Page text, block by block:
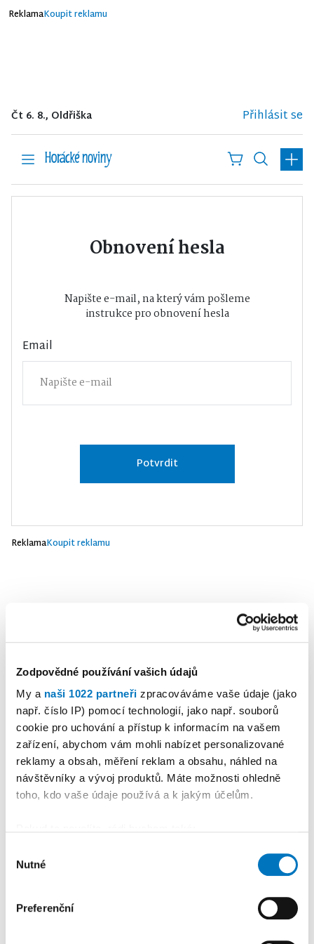
Zodpovědné používání vašich údajů
My a naši 1022 partneři zpracováváme vaše údaje (jako
např. číslo IP) pomocí technologií, jako např. souborů
cookie pro uchování a přístup k informacím na vašem
zařízení, abychom vám mohli nabízet personalizované
reklamy a obsah, měření reklam a obsahu, náhled na
návštěvníky a vývoj produktů. Máte možnosti ohledně
toho, kdo vaše údaje používá a k jakým účelům.
poloze, které mohou být přesné na několik metrů
skenování pro konkrétní charakteristiky (otisk prstu)
Zjistěte více o tom, jak zpracováváme vaše osobní
souhlasu
Nutné
Preferenční
ReklamaKoupit reklamu
Čt 6. 8., Oldřiška Přihlásit se
Obnovení hesla
Napište e-mail, na který vám pošleme
instrukce pro obnovení hesla
Email
Potvrdit
ReklamaKoupit reklamu